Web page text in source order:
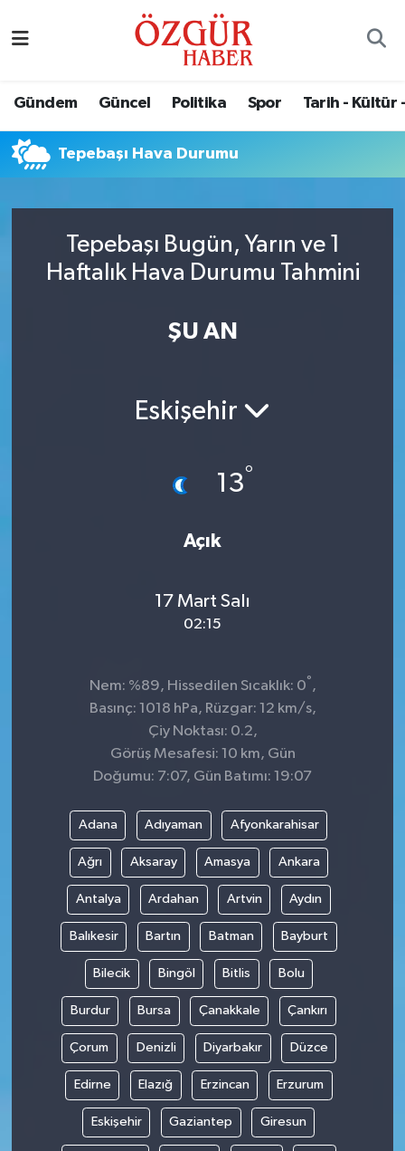
Gündem Güncel Politika Spor Tarih - Kültür
Tepebaşı Hava Durumu
Tepebaşı Bugün, Yarın ve 1
Haftalık Hava Durumu Tahmini
ŞU AN
Eskişehir
13°
Açık
17 Mart Salı
02:15
Nem: %89, Hissedilen Sıcaklık: 0° ,
Basınç: 1018 hPa, Rüzgar: 12 km/s,
Çiy Noktası: 0.2,
Görüş Mesafesi: 10 km, Gün
Doğumu: 7:07, Gün Batımı: 19:07
Adana Adıyaman Afyonkarahisar
Ağrı Aksaray Amasya Ankara
Antalya Ardahan Artvin Aydın
Balıkesir Bartın Batman Bayburt
Bilecik Bingöl Bitlis Bolu
Burdur Bursa Çanakkale Çankırı
Çorum Denizli Diyarbakır Düzce
Edirne Elazığ Erzincan Erzurum
Eskişehir Gaziantep Giresun
Eğitim
Ekonomi
Güncel
Tarih - Kültür - Sanat - Turizm
Nöbetçi Eczaneler
Namaz Vakitleri
Trafik Durumu
Süper Lig Puan Durumu ve Fikstür
Son Dakika Haberleri